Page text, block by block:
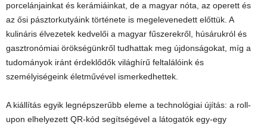
porcelánjainkat és kerámiáinkat, de a magyar nóta, az operett és
az ősi pásztorkutyáink története is megelevenedett előttük. A
kulináris élvezetek kedvelői a magyar fűszerekről, húsárukról és
gasztronómiai örökségünkről tudhattak meg újdonságokat, míg a
tudományok iránt érdeklődők világhírű feltalálóink és
személyiségeink életművével ismerkedhettek.
A kiállítás egyik legnépszerűbb eleme a technológiai újítás: a roll-
upon elhelyezett QR-kód segítségével a látogatók egy-egy